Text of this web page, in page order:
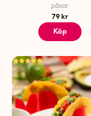
påsar
79 kr
Köp